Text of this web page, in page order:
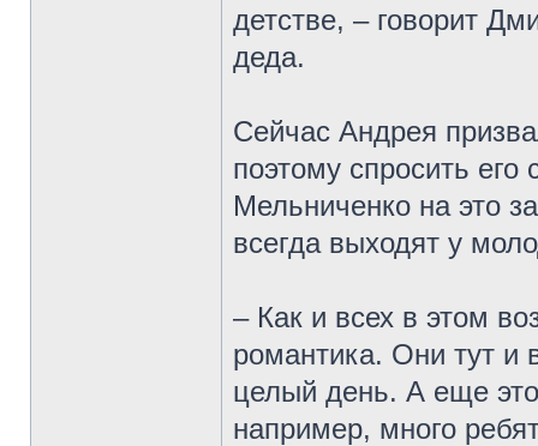
детстве, – говорит
деда.
Сейчас Андрея
поэтому спросить
Мельниченко на это
всегда выходят у
– Как и всех в этом
романтика. Они тут и
целый день. А еще
например, много